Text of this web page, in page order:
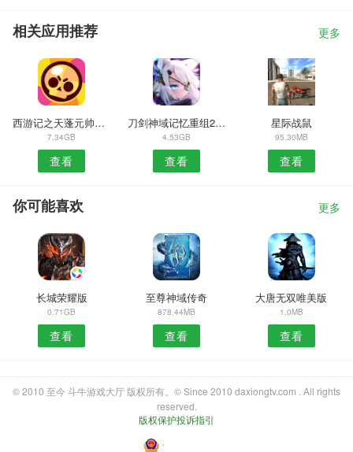
相关应用推荐 更多
西游记之天蓬元帅官方版
7.34GB
查看
刀剑神域记忆重组2.1.2
4.53GB
查看
星际战鼠
95.30MB
查看
你可能喜欢 更多
长城荣耀版
0.71GB
查看
至尊神域传奇
878.44MB
查看
大唐无双唯美版
1.0MB
查看
© 2010 至今 斗牛游戏大厅 版权所有。© Since 2010 daxiongtv.com . All rights
reserved.
版权保护投诉指引
・